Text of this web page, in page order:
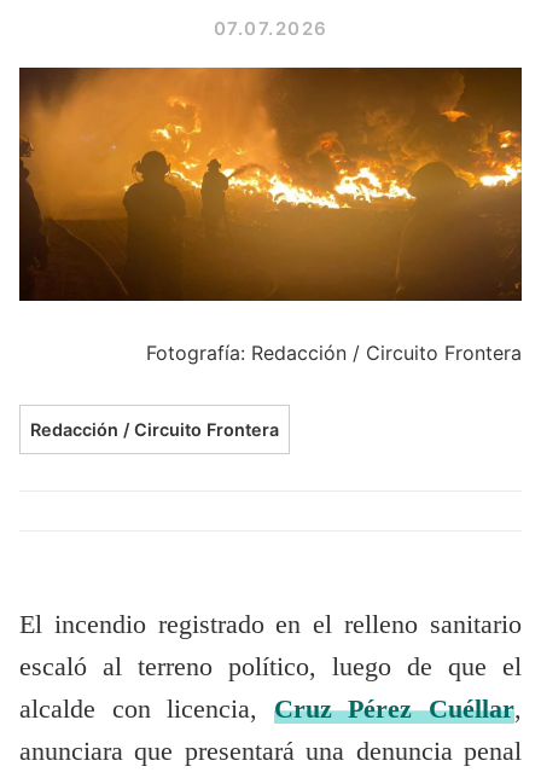
07.07.2026
Fotografía: Redacción / Circuito Frontera
Redacción / Circuito Frontera
El incendio registrado en el relleno sanitario
escaló al terreno político, luego de que el
alcalde con licencia, Cruz Pérez Cuéllar,
anunciara que presentará una denuncia penal